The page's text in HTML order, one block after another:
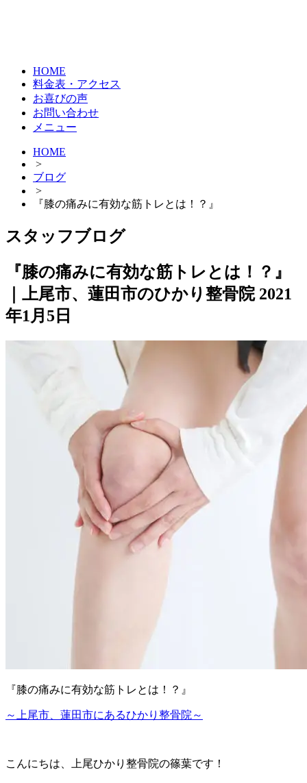
HOME
料金表・アクセス
お喜びの声
お問い合わせ
メニュー
HOME
>
ブログ
>
『膝の痛みに有効な筋トレとは！？』
スタッフブログ
『膝の痛みに有効な筋トレとは！？』
｜上尾市、蓮田市のひかり整骨院 2021
年1月5日
『膝の痛みに有効な筋トレとは！？』
～上尾市、蓮田市にあるひかり整骨院～
こんにちは、上尾ひかり整骨院の篠葉です！